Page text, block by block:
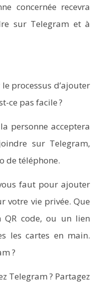
concernée recevra
sur Telegram et à
le processus d’ajouter
ce pas facile ?
personne acceptera
sur Telegram,
de téléphone.
faut pour ajouter
votre vie privée. Que
code, ou un lien
les cartes en main.
?
Telegram ? Partagez